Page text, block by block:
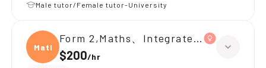
Male tutor/Female tutor-University
Maths
Form 2,Maths、Integrated Science
$200/hr